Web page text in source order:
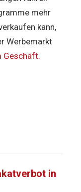
mehr
kann,
Werbemarkt
Geschäft.
in